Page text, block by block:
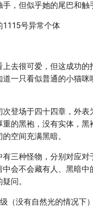
，但似乎她的尾巴和触
1115号异常个体
上去很可爱，但这成功的
道一只看似普通的小猫咪
次登场于四十四章，外表
重的黑袍，没有实体，黑
空间充满黑暗。
有三种怪物，分别对应对
中会不会藏有人、黑暗中
问。
（没有自然光的情况下